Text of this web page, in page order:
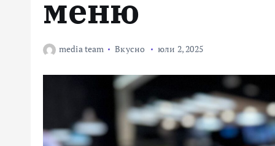
меню
media team Вкусно юли 2, 2025